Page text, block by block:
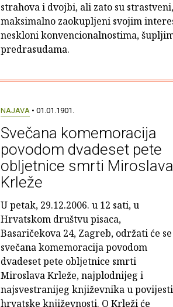
strahova i dvojbi, ali zato su
maksimalno zaokupljeni svojim
neskloni konvencionalnostima,
predrasudama.
NAJAVA• 01.01.1901.
Svečana komemoracija
povodom dvadeset pete
obljetnice smrti Miroslava
Krleže
U petak, 29.12.2006. u 12 sati, u
Hrvatskom društvu pisaca,
Basaričekova 24, Zagreb, održati će se
svečana komemoracija povodom
dvadeset pete obljetnice smrti
Miroslava Krleže, najplodnijeg i
najsvestranijeg književnika u povijesti
hrvatske književnosti. O Krleži će